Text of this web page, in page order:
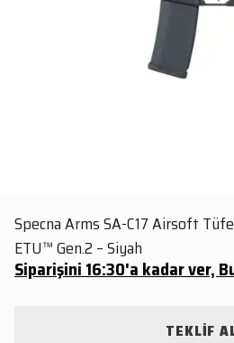
Specna Arms SA-C17 Airsoft
ETU™ Gen.2 – Siyah
Siparişini 16:30'a kadar ver,
TEKLİF